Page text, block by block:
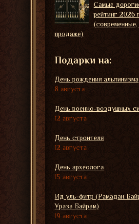
Самые
рейтинг 2026
(современные,
продаже)
Подарки на:
День рождения альпинизма
8 августа
День военно-воздушных
12 августа
День строителя
12 августа
День археолога
15 августа
Ид уль-фитр (Рамадан
Ураза Байрам)
19 августа